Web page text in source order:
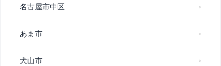
名古屋市中区
あま市
犬山市